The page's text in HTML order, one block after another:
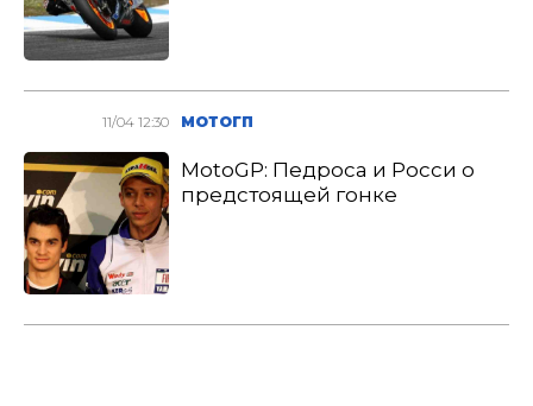
11/04 12:30 МОТОГП
MotoGP: Педроса и Росси о
предстоящей гонке